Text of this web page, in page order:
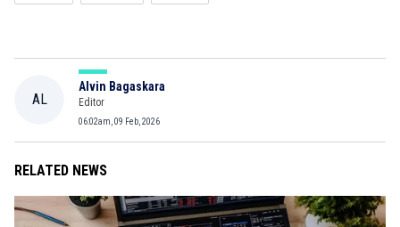
AL
Alvin Bagaskara
Editor
06:02am, 09 Feb, 2026
RELATED NEWS